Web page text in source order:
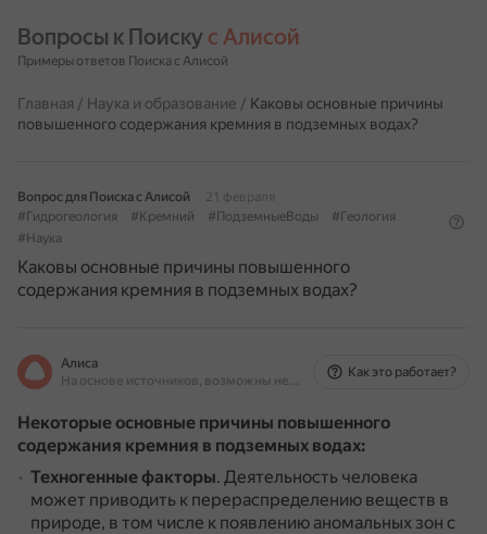
Вопросы к Поиску с Алисой
Примеры ответов Поиска с Алисой
Главная / Наука и образование / Каковы основные причины
повышенного содержания кремния в подземных водах?
Вопрос для Поиска с Алисой
21 февраля
#Гидрогеология
#Кремний #ПодземныеВоды
#Геология
#Наука
Каковы основные причины повышенного
содержания кремния в подземных водах?
Алиса
На основе источников, возможны неточности
Как это работает?
Некоторые основные причины повышенного
содержания кремния в подземных водах:
Техногенные факторы. Деятельность человека
может приводить к перераспределению веществ в
природе, в том числе к появлению аномальных зон с